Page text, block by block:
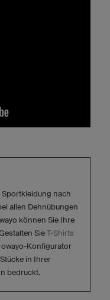
nach
allen Dehnübungen
können Sie Ihre
Sie T-Shirts
Konfigurator
in Ihrer
bedruckt.